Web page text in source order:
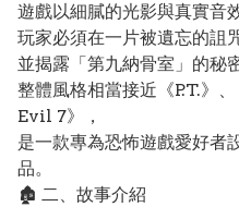
遊戲以細膩的光影與真實音
玩家必須在一片被遺忘的詛
並揭露「第九納骨室」的秘密
整體風格相當接近《P.T.
Evil 7》，
是一款專為恐怖遊戲愛好者
品。
🏚️ 二、故事介紹